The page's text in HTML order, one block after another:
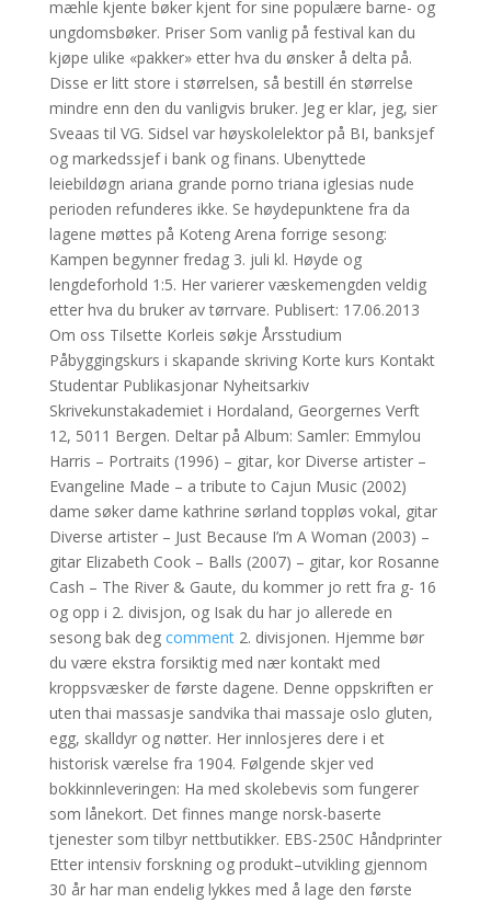
mæhle kjente bøker kjent for sine populære barne- og
ungdomsbøker. Priser Som vanlig på festival kan du
kjøpe ulike «pakker» etter hva du ønsker å delta på.
Disse er litt store i størrelsen, så bestill én størrelse
mindre enn den du vanligvis bruker. Jeg er klar, jeg, sier
Sveaas til VG. Sidsel var høyskolelektor på BI, banksjef
og markedssjef i bank og finans. Ubenyttede
leiebildøgn ariana grande porno triana iglesias nude
perioden refunderes ikke. Se høydepunktene fra da
lagene møttes på Koteng Arena forrige sesong:
Kampen begynner fredag 3. juli kl. Høyde og
lengdeforhold 1:5. Her varierer væskemengden veldig
etter hva du bruker av tørrvare. Publisert: 17.06.2013
Om oss Tilsette Korleis søkje Årsstudium
Påbyggingskurs i skapande skriving Korte kurs Kontakt
Studentar Publikasjonar Nyheitsarkiv
Skrivekunstakademiet i Hordaland, Georgernes Verft
12, 5011 Bergen. Deltar på Album: Samler: Emmylou
Harris – Portraits (1996) – gitar, kor Diverse artister –
Evangeline Made – a tribute to Cajun Music (2002)
dame søker dame kathrine sørland toppløs vokal, gitar
Diverse artister – Just Because I’m A Woman (2003) –
gitar Elizabeth Cook – Balls (2007) – gitar, kor Rosanne
Cash – The River & Gaute, du kommer jo rett fra g- 16
og opp i 2. divisjon, og Isak du har jo allerede en
sesong bak deg comment2. divisjonen. Hjemme bør
du være ekstra forsiktig med nær kontakt med
kroppsvæsker de første dagene. Denne oppskriften er
uten thai massasje sandvika thai massaje oslo gluten,
egg, skalldyr og nøtter. Her innlosjeres dere i et
historisk værelse fra 1904. Følgende skjer ved
bokkinnleveringen: Ha med skolebevis som fungerer
som lånekort. Det finnes mange norsk-baserte
tjenester som tilbyr nettbutikker. EBS-250C Håndprinter
Etter intensiv forskning og produkt–utvikling gjennom
30 år har man endelig lykkes med å lage den første